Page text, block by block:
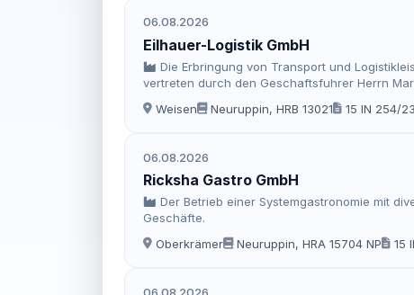
06.08.2026
Eilhauer-Logistik GmbH
Die Erbringung von Transport und
vertreten durch den Geschaftsfuhrer Herrn
Weisen
Neuruppin, HRB 13021 15 IN 254/23
06.08.2026
Ricksha Gastro GmbH
Der Betrieb einer Systemgastronomie mit
Geschäfte.
Oberkrämer
Neuruppin, HRA 15704 NP 15
06.08.2026